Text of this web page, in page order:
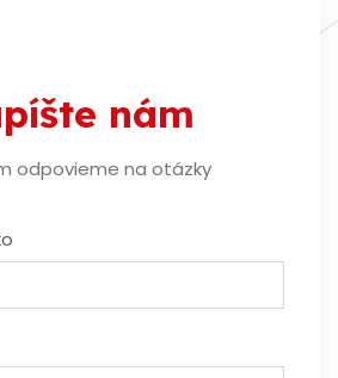
nám
odpovieme na otázky